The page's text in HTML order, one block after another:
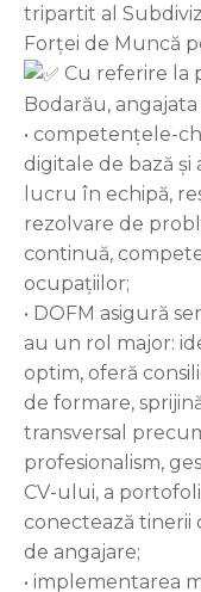
tripartit al
Forței de Muncă
Cu referire la
Bodarău,
• competențele-
digitale de bază și
lucru în echipă,
rezolvare de
continuă,
ocupațiilor;
• DOFM asigură
au un rol major:
optim, oferă
de formare,
transversal
profesionalism,
CV-ului, a
conectează
de angajare;
• implementarea